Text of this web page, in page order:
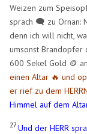
Weizen zum
sprach 🗨️ zu Ornan:
denn ich will nicht,
umsonst Brandopfer
600 Sekel Gold 🪙
einen Altar 🔥 und
er rief zu dem
Himmel auf dem
27 Und der HERR